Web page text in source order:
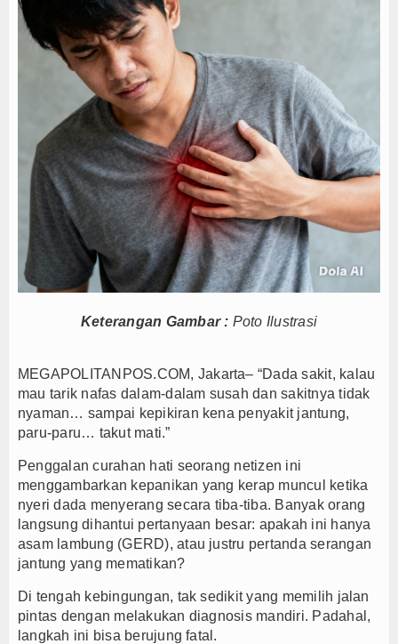
Yayasan Kreshna dan RS Husada Jakarta Resmi
Bupati Lepas Kontingen Barito Utara Ikuti
Menteri UMKM Dorong APPI Perkuat Pasar
Bupati Barito Utara Hadiri Rakor Pemerintahan
Kaji Tiru ke Bantul, Pemkab Barito Utara Dalami
Operasi Laut Gabungan Sita 1,3 Ton Ketamine,
Pramono Anung Dukung Kolaborasi Bank
Sambut HUT RI ke-81, Wali Kota Depok Sebar
Bukan Sekadar Sponsor, Bank Jakarta Bangun
Yayasan Kreshna dan RS Husada Jakarta Resmi
Bupati Lepas Kontingen Barito Utara Ikuti
Menteri UMKM Dorong APPI Perkuat Pasar
Bupati Barito Utara Hadiri Rakor Pemerintahan
Operasi Laut Gabungan Sita 1,3 Ton Ketamine,
Pramono Anung Dukung Kolaborasi Bank
Keterangan Gambar : Poto Ilustrasi
MEGAPOLITANPOS.COM, Jakarta– “Dada sakit, kalau
mau tarik nafas dalam-dalam susah dan sakitnya tidak
nyaman… sampai kepikiran kena penyakit jantung,
paru-paru… takut mati.”
Penggalan curahan hati seorang netizen ini
menggambarkan kepanikan yang kerap muncul ketika
nyeri dada menyerang secara tiba-tiba. Banyak orang
langsung dihantui pertanyaan besar: apakah ini hanya
asam lambung (GERD), atau justru pertanda serangan
jantung yang mematikan?
Di tengah kebingungan, tak sedikit yang memilih jalan
pintas dengan melakukan diagnosis mandiri. Padahal,
langkah ini bisa berujung fatal.